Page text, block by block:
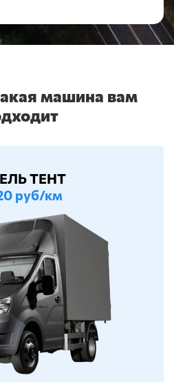
машина вам
ТЕНТ
руб/км